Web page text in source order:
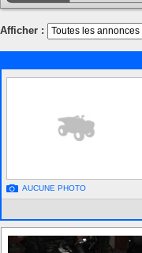
Toutes les
annonces
Annonces
Afficher :
AUCUNE PHOTO